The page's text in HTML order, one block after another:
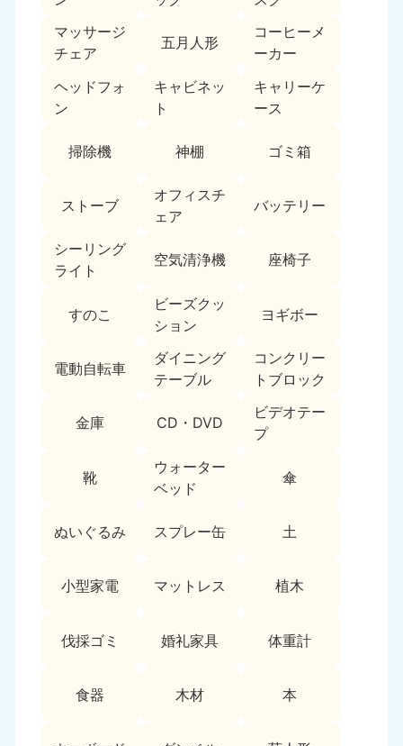
マッサージ
チェア
五月人形
コーヒーメ
ーカー
ヘッドフォ
ン
キャビネッ
ト
キャリーケ
ース
掃除機 神棚 ゴミ箱
ストーブ
オフィスチ
ェア
バッテリー
シーリング
ライト
空気清浄機 座椅子
すのこ
ビーズクッ
ション
ヨギボー
電動自転車
ダイニング
テーブル
コンクリー
トブロック
金庫 CD・DVD
ビデオテー
プ
靴
ウォーター
ベッド
傘
ぬいぐるみ スプレー缶 土
小型家電 マットレス 植木
伐採ゴミ 婚礼家具 体重計
食器 木材 本
福島県
050-1881-5271
関東
050-1881-5265 050-1881-5264
050-1881-5268
9:00〜19:00 年中無休 9:00〜19:00 年中無休
050-1881-5270
9:00〜19:00 年中無休
050-1881-5269
群馬県
9:00〜19:00 年中無休
愛知県
9:00〜19:00 年中無休
岐阜県
9:00〜19:00 年中無休
050-1881-5256 050-1881-5260
福井県
9:00〜19:00 年中無休
石川県
9:00〜19:00 年中無休